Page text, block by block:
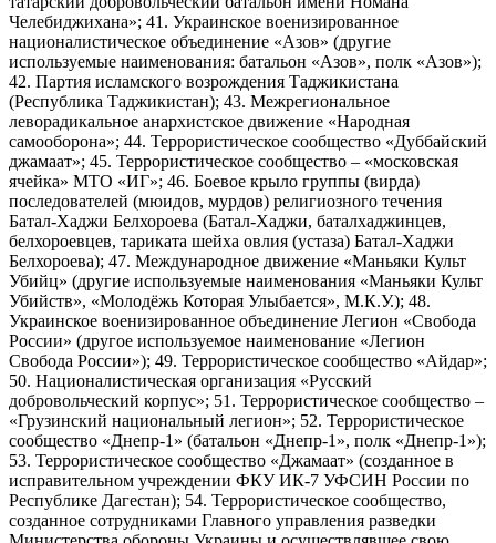
Челебиджихана»; 41. Украинское военизированное
националистическое объединение «Азов» (другие
используемые наименования: батальон «Азов», полк «Азов»);
42. Партия исламского возрождения Таджикистана
(Республика Таджикистан); 43. Межрегиональное
леворадикальное анархистское движение «Народная
самооборона»; 44. Террористическое сообщество «Дуббайский
джамаат»; 45. Террористическое сообщество – «московская
ячейка» МТО «ИГ»; 46. Боевое крыло группы (вирда)
последователей (мюидов, мурдов) религиозного течения
Батал-Хаджи Белхороева (Батал-Хаджи, баталхаджинцев,
белхороевцев, тариката шейха овлия (устаза) Батал-Хаджи
Белхороева); 47. Международное движение «Маньяки Культ
Убийц» (другие используемые наименования «Маньяки Культ
Убийств», «Молодёжь Которая Улыбается», М.К.У.); 48.
Украинское военизированное объединение Легион «Свобода
России» (другое используемое наименование «Легион
Свобода России»); 49. Террористическое сообщество «Айдар»;
50. Националистическая организация «Русский
добровольческий корпус»; 51. Террористическое сообщество –
«Грузинский национальный легион»; 52. Террористическое
сообщество «Днепр-1» (батальон «Днепр-1», полк «Днепр-1»);
53. Террористическое сообщество «Джамаат» (созданное в
исправительном учреждении ФКУ ИК-7 УФСИН России по
Республике Дагестан); 54. Террористическое сообщество,
созданное сотрудниками Главного управления разведки